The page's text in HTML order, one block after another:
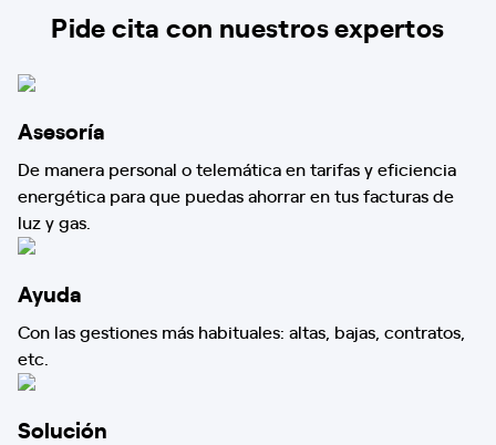
Pide cita con nuestros expertos
Asesoría
De manera personal o telemática en tarifas y eficiencia
energética para que puedas ahorrar en tus facturas de
luz y gas.
Ayuda
Con las gestiones más habituales: altas, bajas, contratos,
etc.
Solución